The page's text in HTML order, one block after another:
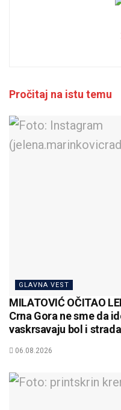
Pročitaj na istu temu
GLAVNA VEST
MILATOVIĆ OČITAO
Crna Gora ne sme da
vaskrsavaju bol i
06.08.2026